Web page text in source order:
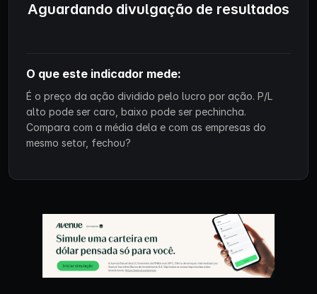
Aguardando divulgação de resultados
O que este indicador mede:
É o preço da ação dividido pelo lucro por ação. P/L
alto pode ser caro, baixo pode ser pechincha.
Compara com a média dela e com as empresas do
mesmo setor, fechou?